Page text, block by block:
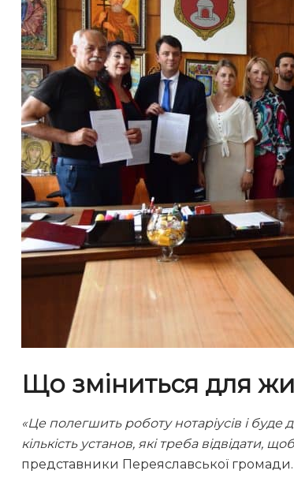
Що зміниться для
«Це полегшить роботу нотаріусів і
кількість установ, які треба відвідати,
представники Переяславської громади.